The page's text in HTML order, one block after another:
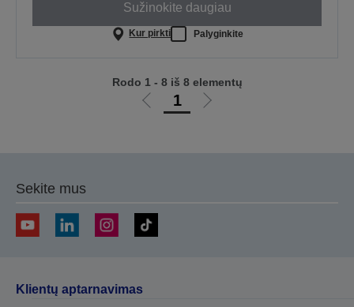
Sužinokite daugiau
Kur pirkti Palyginkite
Eiti
1
Eiti
Rodo 1 - 8 iš 8 elementų
Sekite mus
Klientų aptarnavimas